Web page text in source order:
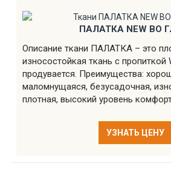
ПАЛАТКА NEW ВО
Описание ткани ПАЛАТКА – это
износостойкая ткань с пропиткой
продувается. Преимущества:
маломнущаяся, безусадочная,
плотная, высокий уровень
УЗНАТЬ ЦЕНУ